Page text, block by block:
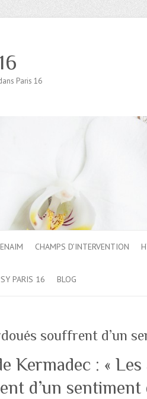
Paris 16
CHAMPS D’INTERVENTION
PARIS 16 BLOG
souffrent d’un
Kermadec : «
d’un sentiment